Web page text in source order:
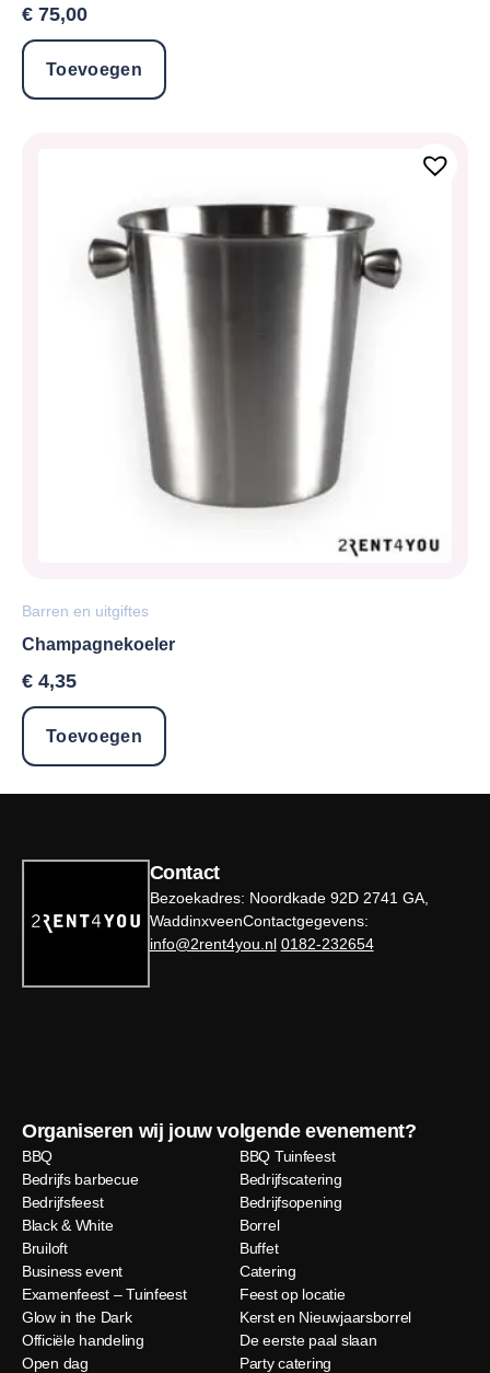
€ 75,00
Toevoegen
Barren en uitgiftes
Champagnekoeler
€ 4,35
Toevoegen
Contact
Bezoekadres: Noordkade 92D 2741 GA,
WaddinxveenContactgegevens:
info@2rent4you.nl 0182-232654
Organiseren wij jouw volgende evenement?
BBQ
BBQ Tuinfeest
Bedrijfs barbecue
Bedrijfscatering
Bedrijfsfeest
Bedrijfsopening
Black & White
Borrel
Bruiloft
Buffet
Business event
Catering
Examenfeest – Tuinfeest
Feest op locatie
Glow in the Dark
Kerst en Nieuwjaarsborrel
Officiële handeling
De eerste paal slaan
Open dag
Party catering